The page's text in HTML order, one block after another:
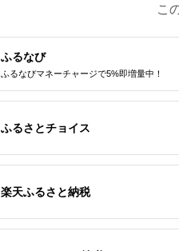
こ
ふるなび
ふるなびマネーチャージで5%即増量中！
ふるさとチョイス
楽天ふるさと納税